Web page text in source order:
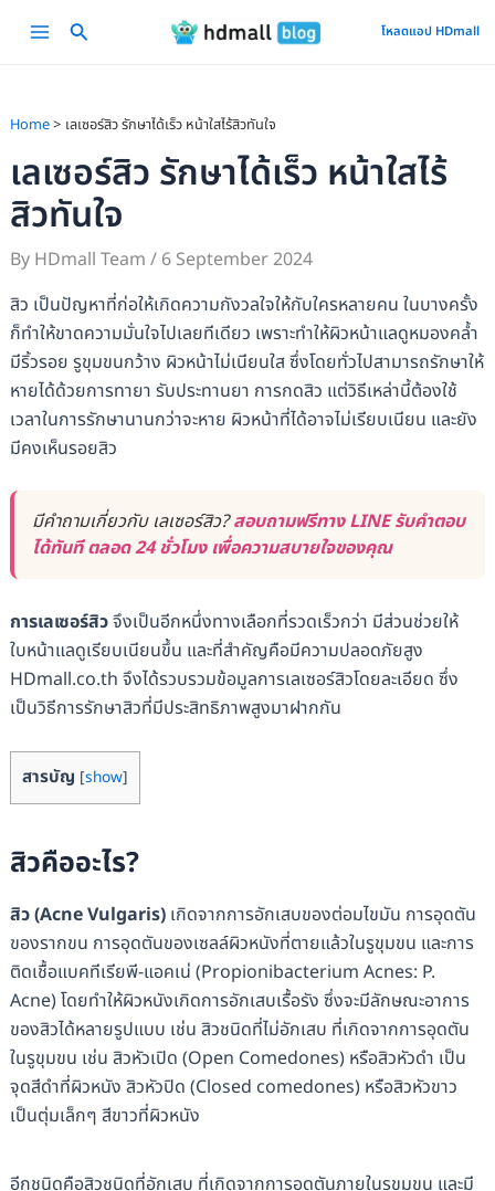
Main
โหลดแอป HDmall
Home เลเซอร์สิว รักษาได้เร็ว หน้าใสไร้สิวทันใจ
เลเซอร์สิว รักษาได้เร็ว หน้าใสไร้
สิวทันใจ
By HDmall Team / 6 September 2024
สิว เป็นปัญหาที่ก่อให้เกิดความกังวลใจให้กับใครหลายคน ในบางครั้ง
ก็ทำให้ขาดความมั่นใจไปเลยทีเดียว เพราะทำให้ผิวหน้าแลดูหมองคล้ำ
มีริ้วรอย รูขุมขนกว้าง ผิวหน้าไม่เนียนใส ซึ่งโดยทั่วไปสามารถรักษาให้
หายได้ด้วยการทายา รับประทานยา การกดสิว แต่วิธีเหล่านี้ต้องใช้
เวลาในการรักษานานกว่าจะหาย ผิวหน้าที่ได้อาจไม่เรียบเนียน และยัง
มีคงเห็นรอยสิว
มีคำถามเกี่ยวกับ เลเซอร์สิว?สอบถามฟรีทาง LINE รับคำตอบ
ได้ทันที ตลอด 24 ชั่วโมง เพื่อความสบายใจของคุณ
การเลเซอร์สิวจึงเป็นอีกหนึ่งทางเลือกที่รวดเร็วกว่า มีส่วนช่วยให้
ใบหน้าแลดูเรียบเนียนขึ้น และที่สำคัญคือมีความปลอดภัยสูง
HDmall.co.th จึงได้รวบรวมข้อมูลการเลเซอร์สิวโดยละเอียด ซึ่ง
เป็นวิธีการรักษาสิวที่มีประสิทธิภาพสูงมาฝากกัน
สารบัญ [show]
สิวคืออะไร?
สิว (Acne Vulgaris)เกิดจากการอักเสบของต่อมไขมัน การอุดตัน
ของรากขน การอุดตันของเซลล์ผิวหนังที่ตายแล้วในรูขุมขน และการ
ติดเชื้อแบคทีเรียพี-แอคเน่ (Propionibacterium Acnes: P.
Acne) โดยทำให้ผิวหนังเกิดการอักเสบเรื้อรัง ซึ่งจะมีลักษณะอาการ
ของสิวได้หลายรูปแบบ เช่น สิวชนิดที่ไม่อักเสบ ที่เกิดจากการอุดตัน
ในรูขุมขน เช่น สิวหัวเปิด (Open Comedones) หรือสิวหัวดำ เป็น
จุดสีดำที่ผิวหนัง สิวหัวปิด (Closed comedones) หรือสิวหัวขาว
เป็นตุ่มเล็กๆ สีขาวที่ผิวหนัง
อีกชนิดคือสิวชนิดที่อักเสบ ที่เกิดจากการอุดตันภายในรูขุมขน และมี